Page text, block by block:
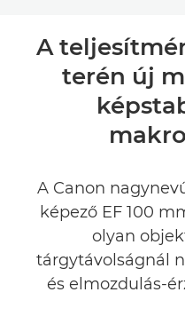
Áttekintés
Műszaki adatok
A
terén új
A Canon
képező EF 100
olyan
tárgytávolságnál
és elmozdulás-